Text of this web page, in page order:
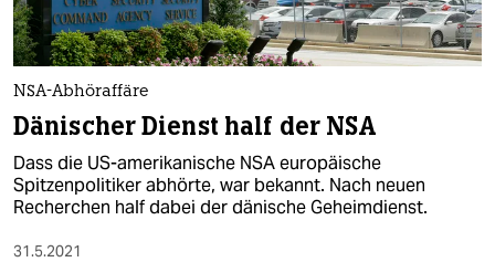
nord
wahrheit
verlag
verlag
NSA-Abhöraffäre
Dänischer Dienst half der NSA
Dass die US-amerikanische NSA europäische
Spitzenpolitiker abhörte, war bekannt. Nach neuen
Recherchen half dabei der dänische Geheimdienst.
31.5.2021